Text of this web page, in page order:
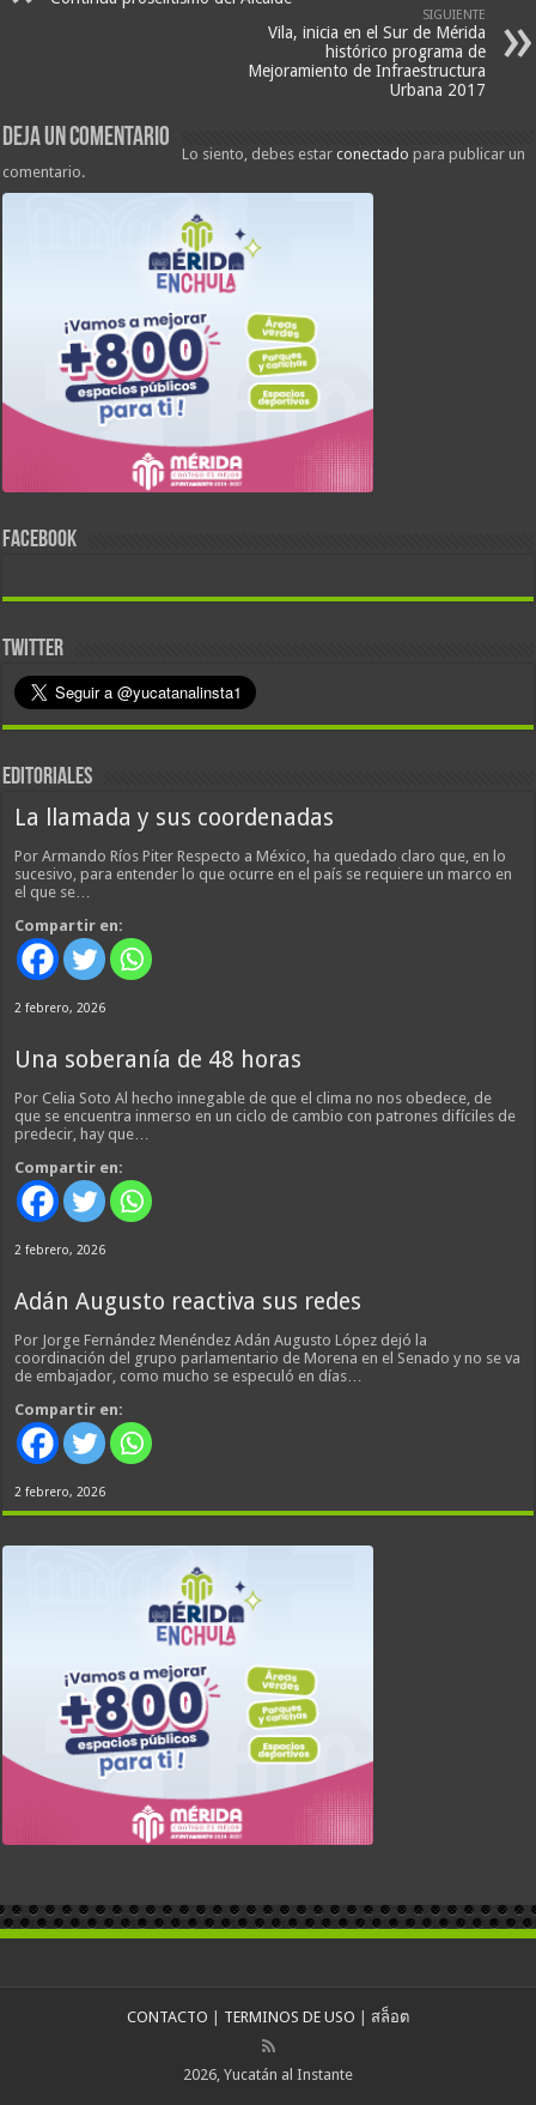
SIGUIENTE
Vila, inicia en el Sur de Mérida
histórico programa de
Mejoramiento de Infraestructura
Urbana 2017
Deja un comentario
Lo siento, debes estarconectado para publicar un
comentario.
FACEBOOK
TWITTER
EDITORIALES
La llamada y sus coordenadas
Por Armando Ríos Piter Respecto a México, ha quedado claro que, en lo
sucesivo, para entender lo que ocurre en el país se requiere un marco en
el que se…
Compartir en:
2 febrero, 2026
Una soberanía de 48 horas
Por Celia Soto Al hecho innegable de que el clima no nos obedece, de
que se encuentra inmerso en un ciclo de cambio con patrones difíciles de
predecir, hay que…
Compartir en:
2 febrero, 2026
Adán Augusto reactiva sus redes
Por Jorge Fernández Menéndez Adán Augusto López dejó la
coordinación del grupo parlamentario de Morena en el Senado y no se va
de embajador, como mucho se especuló en días…
Compartir en:
2 febrero, 2026
CONTACTO TERMINOS DE USO สล็อต
2026, Yucatán al Instante